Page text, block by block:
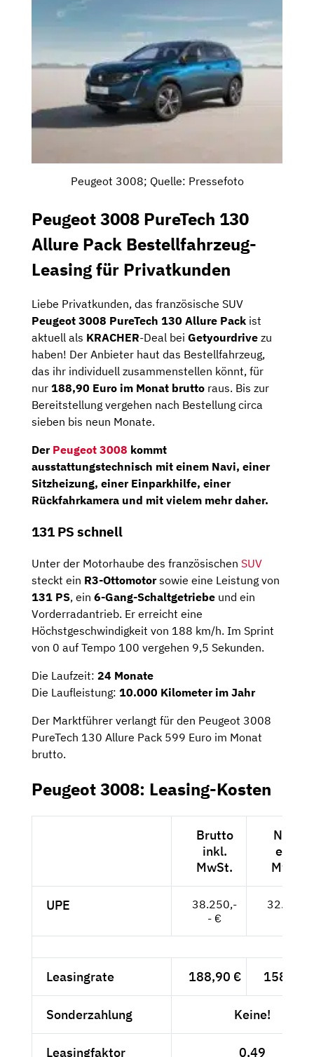
Peugeot 3008; Quelle: Pressefoto
Peugeot 3008 PureTech 130
Allure Pack Bestellfahrzeug-
Leasing für Privatkunden
Liebe Privatkunden, das französische SUV
Peugeot 3008 PureTech 130 Allure Pack ist
aktuell als KRACHER-Deal bei Getyourdrive zu
haben! Der Anbieter haut das Bestellfahrzeug,
das ihr individuell zusammenstellen könnt, für
nur 188,90 Euro im Monat brutto raus. Bis zur
Bereitstellung vergehen nach Bestellung circa
sieben bis neun Monate.
Der Peugeot 3008 kommt
ausstattungstechnisch mit einem Navi, einer
Sitzheizung, einer Einparkhilfe, einer
Rückfahrkamera und mit vielem mehr daher.
131 PS schnell
Unter der Motorhaube des französischen SUV
steckt ein R3-Ottomotorsowie eine Leistung von
131 PS, ein 6-Gang-Schaltgetriebe und ein
Vorderradantrieb. Er erreicht eine
Höchstgeschwindigkeit von 188 km/h. Im Sprint
von 0 auf Tempo 100 vergehen 9,5 Sekunden.
Die Laufzeit: 24 Monate
Die Laufleistung: 10.000 Kilometer im Jahr
Der Marktführer verlangt für den Peugeot 3008
PureTech 130 Allure Pack 599 Euro im Monat
brutto.
Peugeot 3008: Leasing-Kosten
Brutto
inkl.
MwSt.
Netto
exkl.
MwSt.
UPE
38.250,-
- €
32.143,-
Leasingrate 188,90 € 158,74
Sonderzahlung Keine!
Leasingfaktor 0,49